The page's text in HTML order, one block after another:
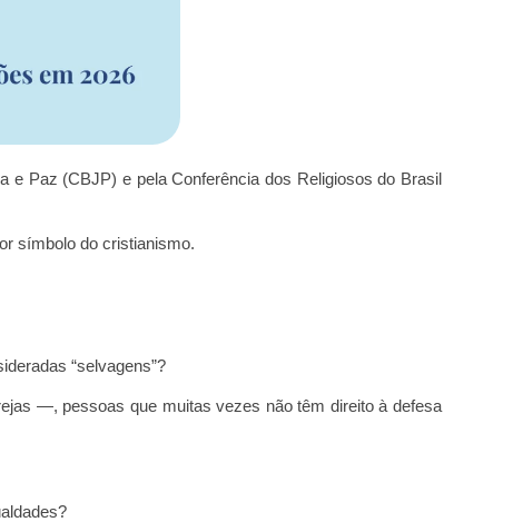
e Paz (CBJP) e pela Conferência dos Religiosos do Brasil
símbolo do cristianismo.
“selvagens”?
—, pessoas que muitas vezes não têm direito à defesa